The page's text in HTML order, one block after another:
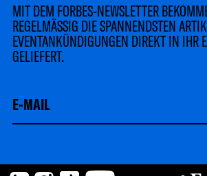
MIT DEM FORBES-NEWSLETTER
REGELMÄSSIG DIE SPANNENDSTEN
EVENTANKÜNDIGUNGEN DIREKT IN IHR
GELIEFERT.